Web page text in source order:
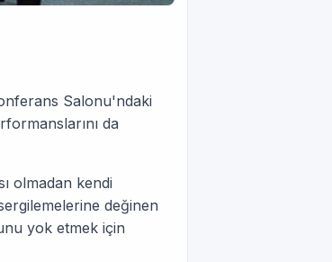
Salonu'ndaki
da
olmadan kendi
değinen
yok etmek için